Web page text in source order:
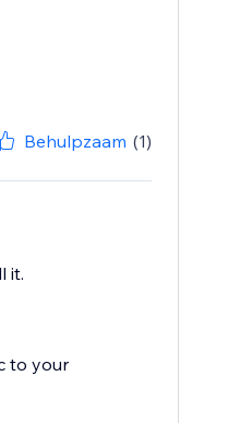
Behulpzaam (1)
it.
to your